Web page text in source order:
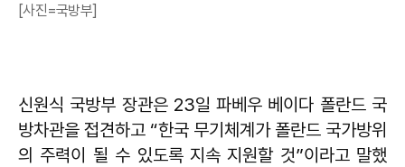
[사진=국방부]
신원식 국방부 장관은 23일 파베우 베이다 폴란드 국
방차관을 접견하고 “한국 무기체계가 폴란드 국가방위
의 주력이 될 수 있도록 지속 지원할 것”이라고 말했